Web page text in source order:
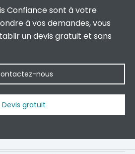
Confiance sont à votre
à vos demandes, vous
un devis gratuit et sans
nous
Devis gratuit